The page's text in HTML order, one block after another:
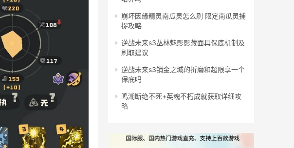
崩坏因缘精灵南瓜灵怎么刷 限定南瓜灵捕
捉攻略
逆战未来s3丛林魅影影藏面具保底机制及
刷取建议
逆战未来s3销金之城的折磨和超限享一个
保底吗
鸣潮断绝不死+英魂不朽成就获取详细攻
略